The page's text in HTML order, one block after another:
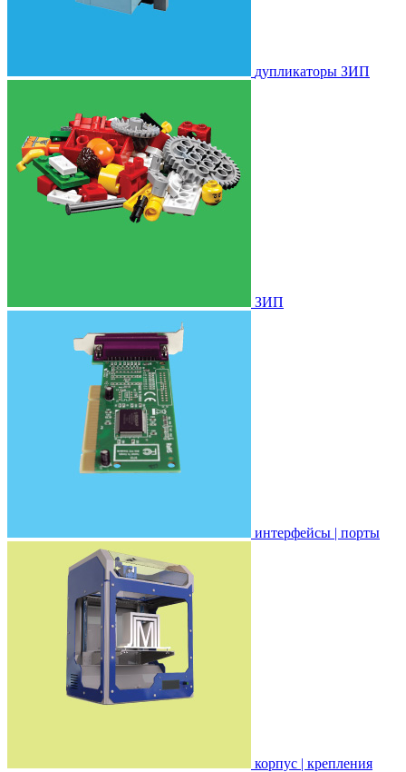
дупликаторы ЗИП
ЗИП
интерфейсы | порты
корпус | крепления